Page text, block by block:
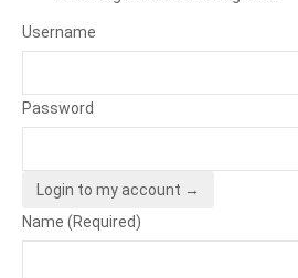
Username
Password
Login to my account →
Name (Required)